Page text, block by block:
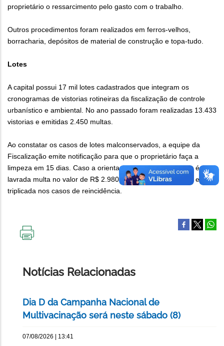
proprietário o ressarcimento pelo gasto com o trabalho.
Outros procedimentos foram realizados em ferros-velhos,
borracharia, depósitos de material de construção e topa-tudo.
Lotes
A capital possui 17 mil lotes cadastrados que integram os
cronogramas de vistorias rotineiras da fiscalização de controle
urbanístico e ambiental. No ano passado foram realizadas 13.433
vistorias e emitidas 2.450 multas.
Ao constatar os casos de lotes malconservados, a equipe da
Fiscalização emite notificação para que o proprietário faça a
limpeza em 15 dias. Caso a orientação não seja cumprida, é
lavrada multa no valor de R$ 2.980,89, que será duplicada e
triplicada nos casos de reincidência.
Notícias Relacionadas
Dia D da Campanha Nacional de
Multivacinação será neste sábado (8)
07/08/2026 | 13:41